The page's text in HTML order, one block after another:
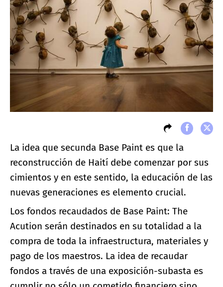
La idea que secunda Base Paint es que la
reconstrucción de Haití debe comenzar por sus
cimientos y en este sentido, la educación de las
nuevas generaciones es elemento crucial.
Los fondos recaudados de Base Paint: The
Acution serán destinados en su totalidad a la
compra de toda la infraestructura, materiales y
pago de los maestros. La idea de recaudar
fondos a través de una exposición-subasta es